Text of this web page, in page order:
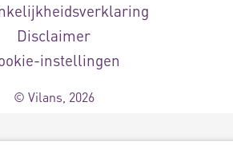
Disclaimer
instellingen
© Vilans, 2026